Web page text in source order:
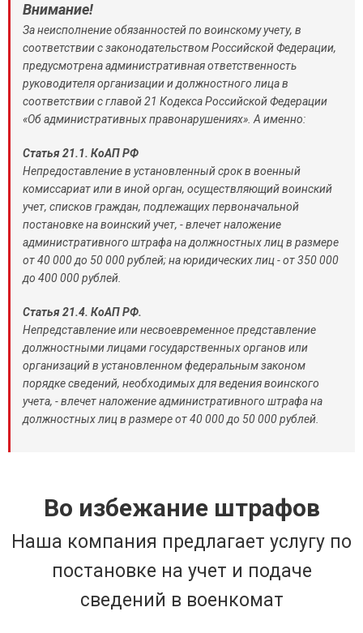
Внимание!
За неисполнение обязанностей по воинскому учету, в
соответствии с законодательством Российской Федерации,
предусмотрена административная ответственность
руководителя организации и должностного лица в
соответствии с главой 21 Кодекса Российской Федерации
«Об административных правонарушениях». А именно:
Статья 21.1. КоАП РФ
Непредоставление в установленный срок в военный
комиссариат или в иной орган, осуществляющий воинский
учет, списков граждан, подлежащих первоначальной
постановке на воинский учет, - влечет наложение
административного штрафа на должностных лиц в размере
от 40 000 до 50 000 рублей; на юридических лиц - от 350 000
до 400 000 рублей.
Статья 21.4. КоАП РФ.
Непредставление или несвоевременное представление
должностными лицами государственных органов или
организаций в установленном федеральным законом
порядке сведений, необходимых для ведения воинского
учета, - влечет наложение административного штрафа на
должностных лиц в размере от 40 000 до 50 000 рублей.
Во избежание штрафов
Наша компания предлагает услугу по
постановке на учет и подаче
сведений в военкомат